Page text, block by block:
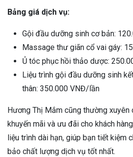
Bảng giá dịch vụ:
Gội đầu dưỡng sinh cơ bản:
Massage thư giãn cổ vai gáy:
Ủ tóc phục hồi thảo dược:
Liệu trình gội đầu dưỡng sinh
thân: 350.000 VNĐ/lần
Hương Thị Mắm cũng thường xuyên
khuyến mãi và ưu đãi cho khách
liệu trình dài hạn, giúp bạn tiết kiệm
bảo chất lượng dịch vụ tốt nhất.